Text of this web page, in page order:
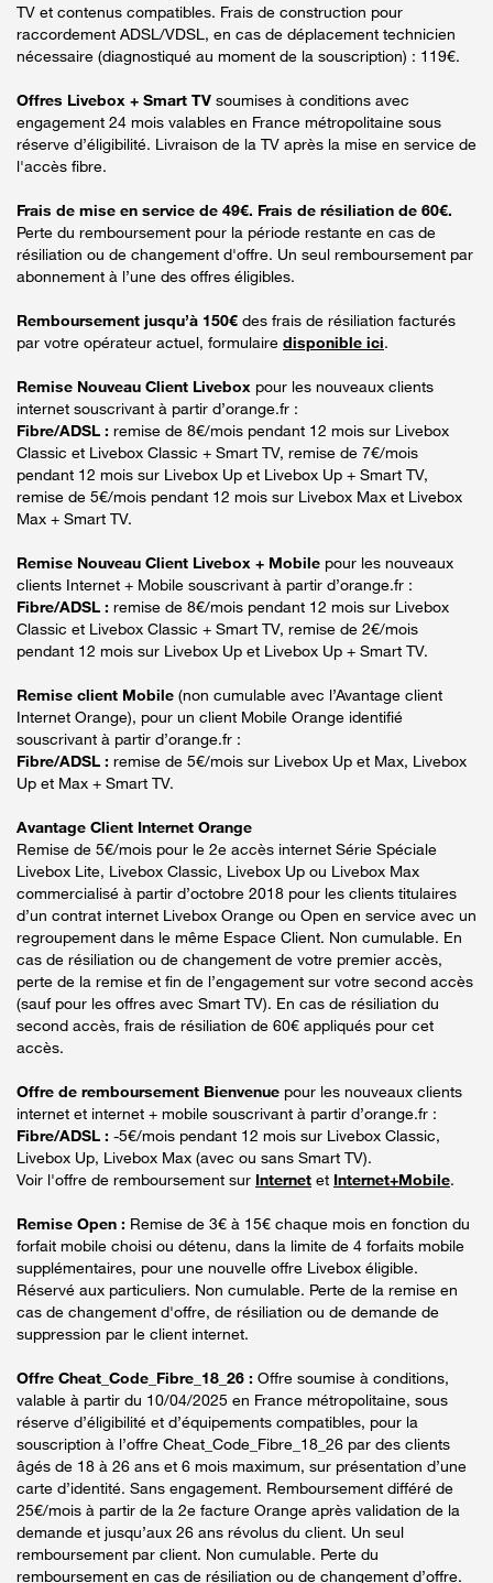
TV et contenus compatibles. Frais de construction pour
raccordement ADSL/VDSL, en cas de déplacement technicien
nécessaire (diagnostiqué au moment de la souscription) : 119€.
Offres Livebox + Smart TV soumises à conditions avec
engagement 24 mois valables en France métropolitaine sous
réserve d’éligibilité. Livraison de la TV après la mise en service de
l'accès fibre.
Frais de mise en service de 49€. Frais de résiliation de 60€.
Perte du remboursement pour la période restante en cas de
résiliation ou de changement d'offre. Un seul remboursement par
abonnement à l’une des offres éligibles.
Remboursement jusqu’à 150€ des frais de résiliation facturés
par votre opérateur actuel, formulaire disponible ici.
Remise Nouveau Client Livebox pour les nouveaux clients
internet souscrivant à partir d’orange.fr :
Fibre/ADSL : remise de 8€/mois pendant 12 mois sur Livebox
Classic et Livebox Classic + Smart TV, remise de 7€/mois
pendant 12 mois sur Livebox Up et Livebox Up + Smart TV,
remise de 5€/mois pendant 12 mois sur Livebox Max et Livebox
Max + Smart TV.
Remise Nouveau Client Livebox + Mobile pour les nouveaux
clients Internet + Mobile souscrivant à partir d’orange.fr :
Fibre/ADSL : remise de 8€/mois pendant 12 mois sur Livebox
Classic et Livebox Classic + Smart TV, remise de 2€/mois
pendant 12 mois sur Livebox Up et Livebox Up + Smart TV.
Remise client Mobile (non cumulable avec l’Avantage client
Internet Orange), pour un client Mobile Orange identifié
souscrivant à partir d’orange.fr :
Fibre/ADSL : remise de 5€/mois sur Livebox Up et Max, Livebox
Up et Max + Smart TV.
Avantage Client Internet Orange
Remise de 5€/mois pour le 2e accès internet Série Spéciale
Livebox Lite, Livebox Classic, Livebox Up ou Livebox Max
commercialisé à partir d’octobre 2018 pour les clients titulaires
d’un contrat internet Livebox Orange ou Open en service avec un
regroupement dans le même Espace Client. Non cumulable. En
cas de résiliation ou de changement de votre premier accès,
perte de la remise et fin de l’engagement sur votre second accès
(sauf pour les offres avec Smart TV). En cas de résiliation du
second accès, frais de résiliation de 60€ appliqués pour cet
accès.
Offre de remboursement Bienvenue pour les nouveaux clients
internet et internet + mobile souscrivant à partir d’orange.fr :
Fibre/ADSL : -5€/mois pendant 12 mois sur Livebox Classic,
Livebox Up, Livebox Max (avec ou sans Smart TV).
Voir l'offre de remboursement sur Internet et Internet+Mobile.
Remise Open : Remise de 3€ à 15€ chaque mois en fonction du
forfait mobile choisi ou détenu, dans la limite de 4 forfaits mobile
supplémentaires, pour une nouvelle offre Livebox éligible.
Réservé aux particuliers. Non cumulable. Perte de la remise en
cas de changement d'offre, de résiliation ou de demande de
suppression par le client internet.
Offre Cheat_Code_Fibre_18_26 : Offre soumise à conditions,
valable à partir du 10/04/2025 en France métropolitaine, sous
réserve d’éligibilité et d’équipements compatibles, pour la
souscription à l’offre Cheat_Code_Fibre_18_26 par des clients
âgés de 18 à 26 ans et 6 mois maximum, sur présentation d’une
carte d’identité. Sans engagement. Remboursement différé de
25€/mois à partir de la 2e facture Orange après validation de la
demande et jusqu’aux 26 ans révolus du client. Un seul
remboursement par client. Non cumulable. Perte du
remboursement en cas de résiliation ou de changement d’offre.